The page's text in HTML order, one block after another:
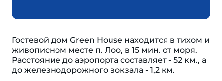
Гостевой дом Green House находится в тихом и
живописном месте п. Лоо, в 15 мин. от моря.
Расстояние до аэропорта составляет - 52 км., а
до железнодорожного вокзала - 1,2 км.